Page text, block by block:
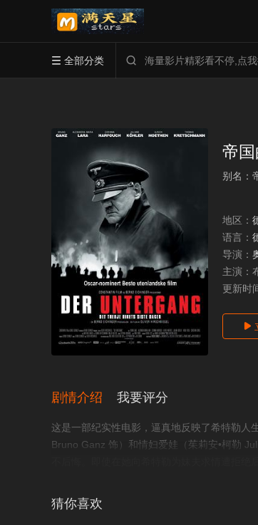
 全部分类 
帝
别名：
地区：
语言：
导演：
主演：
更新时

剧情介绍 我要评分
这是一部纪实性电影，逼真地反映了希特勒人
Bruno Ganz 饰）和情妇爱娃（茱莉安•柯勒
不后悔。即使在她向希特勒为妹夫求情遭拒
特勒和爱娃自杀后也一同自杀。令人不胜感慨
猜你喜欢